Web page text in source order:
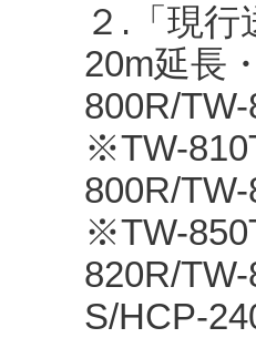
２.「現
20m延長
800R/
※TW-
800R/
※TW-
820R/
S/HCP-